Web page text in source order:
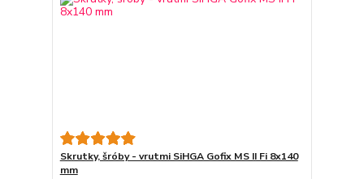
Skrutky, šróby - vrutmi SiHGA Gofix MS II Fi 8x140
mm